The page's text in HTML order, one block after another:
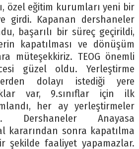
özel eğitim kurumları yeni bir
girdi. Kapanan dershaneler
başarılı bir süreç geçirildi,
kapatılması ve dönüşüm
müteşekkiriz. TEOG önemli
güzel oldu. Yerleştirme
dolayı istediği yere
var, 9.sınıflar için ilk
her ay yerleştirmeler
Dershaneler Anayasa
kararından sonra kapatılma
şekilde faaliyet yapamazlar.